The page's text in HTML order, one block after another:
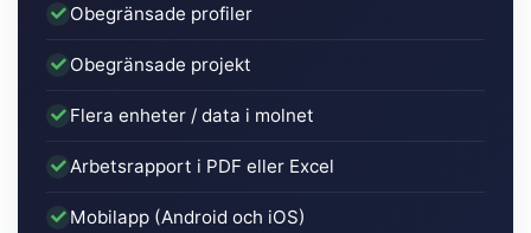
Obegränsade profiler
Obegränsade projekt
Flera enheter / data i molnet
Arbetsrapport i PDF eller Excel
Mobilapp (Android och iOS)